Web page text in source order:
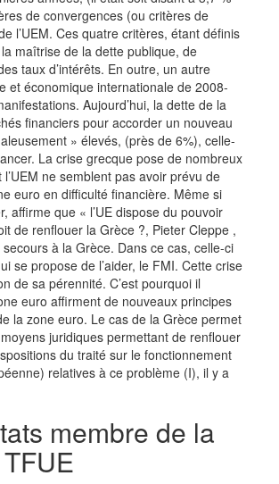
de convergences (ou critères de
l’UEM. Ces quatre critères, étant définis
maîtrise de la dette publique, de
taux d’intérêts. En outre, un autre
et économique internationale de 2008-
Aujourd’hui, la dette de la
financiers pour accorder un nouveau
» élevés, (près de 6%), celle-
La crise grecque pose de nombreux
ne semblent pas avoir prévu de
euro en difficulté financière. Même si
affirme que « l’UE dispose du pouvoir
de renflouer la Grèce ?, Pieter Cleppe ,
à la Grèce. Dans ce cas, celle-ci
se propose de l’aider, le FMI. Cette crise
de sa pérennité. C’est pourquoi il
euro affirment de nouveaux principes
la zone euro. Le cas de la Grèce permet
juridiques permettant de renflouer
du traité sur le fonctionnement
relatives à ce problème (I), il y a
membre de la